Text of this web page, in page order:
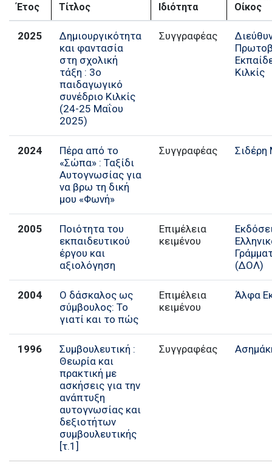
Έτος Τίτλος Ιδιότητα
Οίκος
2025
Δημιουργικότητα
και φαντασία
στη σχολική
τάξη : 3ο
παιδαγωγικό
συνέδριο Κιλκίς
(24-25 Μαΐου
2025)
Συγγραφέας
Κιλκίς
2024
Πέρα από το
«Σώπα» : Ταξίδι
Αυτογνωσίας για
να βρω τη δική
μου «Φωνή»
Συγγραφέας Σιδέρη
2005
Ποιότητα του
εκπαιδευτικού
έργου και
αξιολόγηση
Επιμέλεια
κειμένου
(ΔΟΛ)
2004
Ο δάσκαλος ως
σύμβουλος: Το
γιατί και το πώς
Επιμέλεια
κειμένου
Άλφα
1996
Συμβουλευτική :
Θεωρία και
πρακτική με
ασκήσεις για την
ανάπτυξη
αυτογνωσίας και
δεξιοτήτων
συμβουλευτικής
[τ.1]
Συγγραφέας